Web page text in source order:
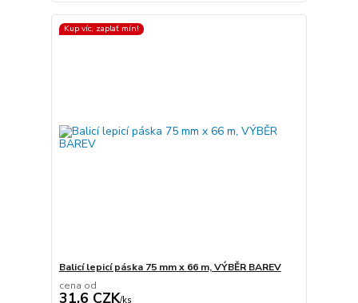
Kup víc, zaplať mín!
Balicí lepicí páska 75 mm x 66 m, VÝBĚR BAREV
cena od
31,6 CZK/ks